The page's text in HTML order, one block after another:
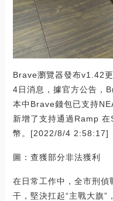
Brave瀏覽器發布v1.42
4日消息，據官方公告，
本中Brave錢包已支持
新增了支持通過Ramp
幣。[2022/8/4 2:58:17]
圖：查獲部分非法獲利
在日常工作中，全市刑偵
干，堅決扛起“主戰大旗”